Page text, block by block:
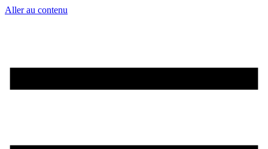
Aller au contenu